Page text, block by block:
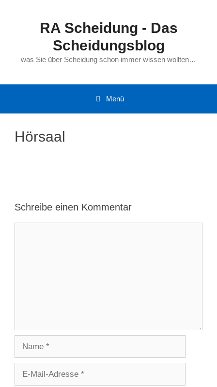
RA Scheidung - Das
Scheidungsblog
was Sie über Scheidung schon immer wissen wollten…
Menü
Hörsaal
Schreibe einen Kommentar